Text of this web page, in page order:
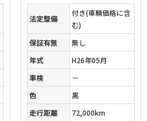
法定整備
付き(車輌価格に含
む)
保証有無
無し
年式
H26年05月
車検
－
色
黒
走行距離
72,000km